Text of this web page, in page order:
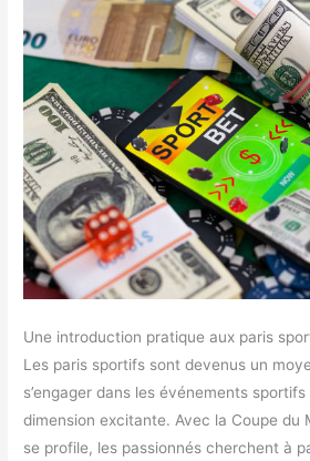
Une introduction pratique aux paris
Les paris sportifs sont devenus un
s’engager dans les événements
dimension excitante. Avec la Coupe du
se profile, les passionnés cherchent à